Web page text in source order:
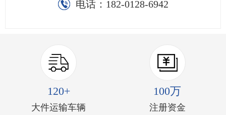
电话： 182-0128-6942
120+
大件运输车辆
100万
注册资金